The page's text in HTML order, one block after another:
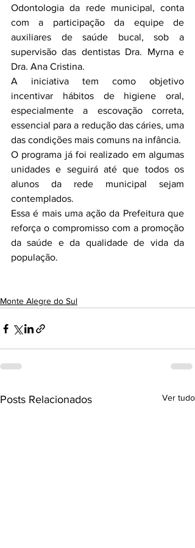
Odontologia da rede municipal, conta
com a participação da equipe de
auxiliares de saúde bucal, sob a
supervisão das dentistas Dra. Myrna e
Dra. Ana Cristina.
A iniciativa tem como objetivo
incentivar hábitos de higiene oral,
especialmente a escovação correta,
essencial para a redução das cáries, uma
das condições mais comuns na infância.
O programa já foi realizado em algumas
unidades e seguirá até que todos os
alunos da rede municipal sejam
contemplados.
Essa é mais uma ação da Prefeitura que
reforça o compromisso com a promoção
da saúde e da qualidade de vida da
população.
Monte Alegre do Sul
Posts Relacionados Ver tudo